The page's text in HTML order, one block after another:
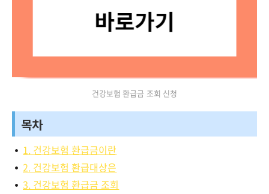
건강보험 환급금 조회 신청
목차
1. 건강보험 환급금이란
2. 건강보험 환급대상은
3. 건강보험 환급금 조회